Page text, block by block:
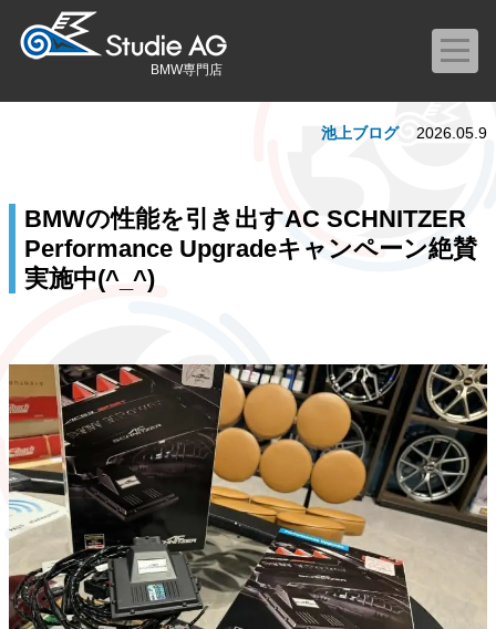
BMW専門店
BMWの性能を引き出すAC SCHNITZER
Performance Upgradeキャンペーン絶賛
実施中(^_^)
池上ブログ 2026.05.9